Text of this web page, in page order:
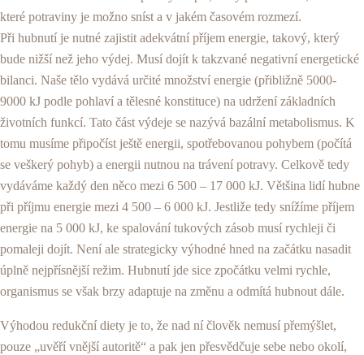
které potraviny je možno sníst a v jakém časovém rozmezí.
Při hubnutí je nutné zajistit adekvátní příjem energie, takový, který
bude nižší než jeho výdej. Musí dojít k takzvané negativní energetické
bilanci. Naše tělo vydává určité množství energie (přibližně 5000-
9000 kJ podle pohlaví a tělesné konstituce) na udržení základních
životních funkcí. Tato část výdeje se nazývá bazální metabolismus. K
tomu musíme připočíst ještě energii, spotřebovanou pohybem (počítá
se veškerý pohyb) a energii nutnou na trávení potravy. Celkově tedy
vydáváme každý den něco mezi 6 500 – 17 000 kJ. Většina lidí hubne
při příjmu energie mezi 4 500 – 6 000 kJ. Jestliže tedy snížíme příjem
energie na 5 000 kJ, ke spalování tukových zásob musí rychleji či
pomaleji dojít. Není ale strategicky výhodné hned na začátku nasadit
úplně nejpřísnější režim. Hubnutí jde sice zpočátku velmi rychle,
organismus se však brzy adaptuje na změnu a odmítá hubnout dále.
Výhodou redukční diety je to, že nad ní člověk nemusí přemýšlet,
pouze „uvěří vnější autoritě“ a pak jen přesvědčuje sebe nebo okolí,